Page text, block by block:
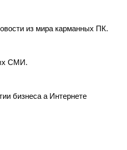
из мира карманных ПК.
СМИ.
бизнеса а Интернете